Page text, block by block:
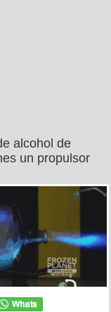
alcohol de
un propulsor